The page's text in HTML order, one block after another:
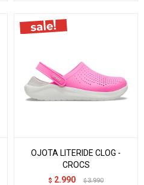
OJOTA LITERIDE CLOG -
CROCS
$ 2.990 $ 3.990